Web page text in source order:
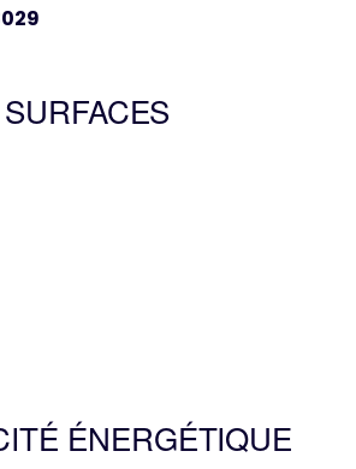
SURFACES
ÉNERGÉTIQUE